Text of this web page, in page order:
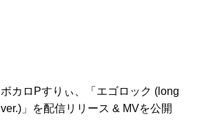
ボカロPすりぃ、「エゴロック (long
ver.)」を配信リリース & MVを公開